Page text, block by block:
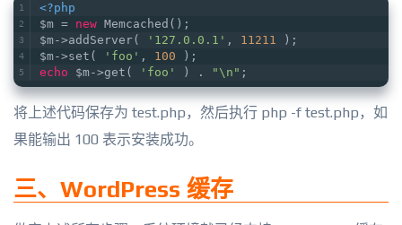
<?php
$m = new Memcached();
$m->addServer(
'127.0.0.1' , 11211 );
$m->set(
'foo' , 100 );
echo $m->get( 'foo' ) . "\n" ;
将上述代码保存为 test.php，然后执行 php -f test.php，如
果能输出 100 表示安装成功。
三、WordPress 缓存